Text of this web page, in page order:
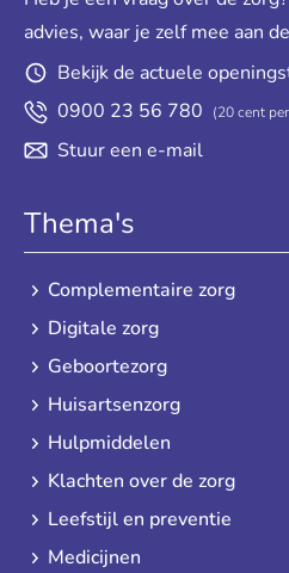
advies, waar je zelf mee aan
Bekijk de actuele
0900 23 56 780
(20 cent
Stuur een e-mail
Thema's
Complementaire zorg
Digitale zorg
Geboortezorg
Huisartsenzorg
Hulpmiddelen
Klachten over de zorg
Leefstijl en preventie
Medicijnen